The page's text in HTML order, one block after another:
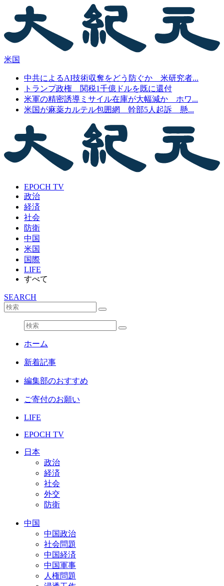
米国
中共によるAI技術収奪をどう防ぐか 米研究者...
トランプ政権 関税1千億ドルを既に還付
米軍の精密誘導ミサイル在庫が大幅減か ホワ...
米国が麻薬カルテル包囲網 幹部5人起訴 懸...
EPOCH TV
政治
経済
社会
防衛
中国
米国
国際
LIFE
すべて
SEARCH
ホーム
新着記事
編集部のおすすめ
ご寄付のお願い
LIFE
EPOCH TV
日本
政治
経済
社会
外交
防衛
中国
中国政治
社会問題
中国経済
中国軍事
人権問題